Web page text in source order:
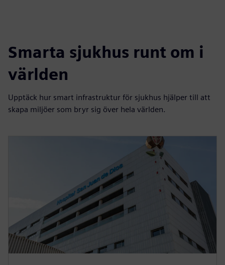
Smarta sjukhus runt om i
världen
Upptäck hur smart infrastruktur för sjukhus hjälper till att
skapa miljöer som bryr sig över hela världen.